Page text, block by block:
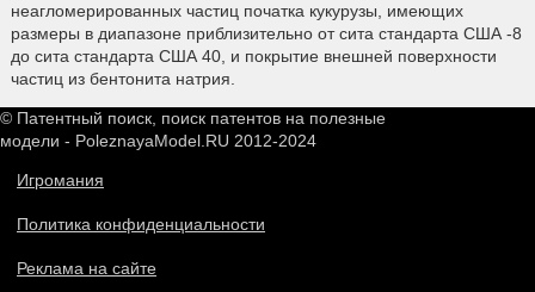
неагломерированных частиц початка кукурузы, имеющих
размеры в диапазоне приблизительно от сита стандарта США -8
до сита стандарта США 40, и покрытие внешней поверхности
частиц из бентонита натрия.
© Патентный поиск, поиск патентов на полезные
модели - PoleznayaModel.RU 2012-2024
Игромания
Политика конфиденциальности
Реклама на сайте